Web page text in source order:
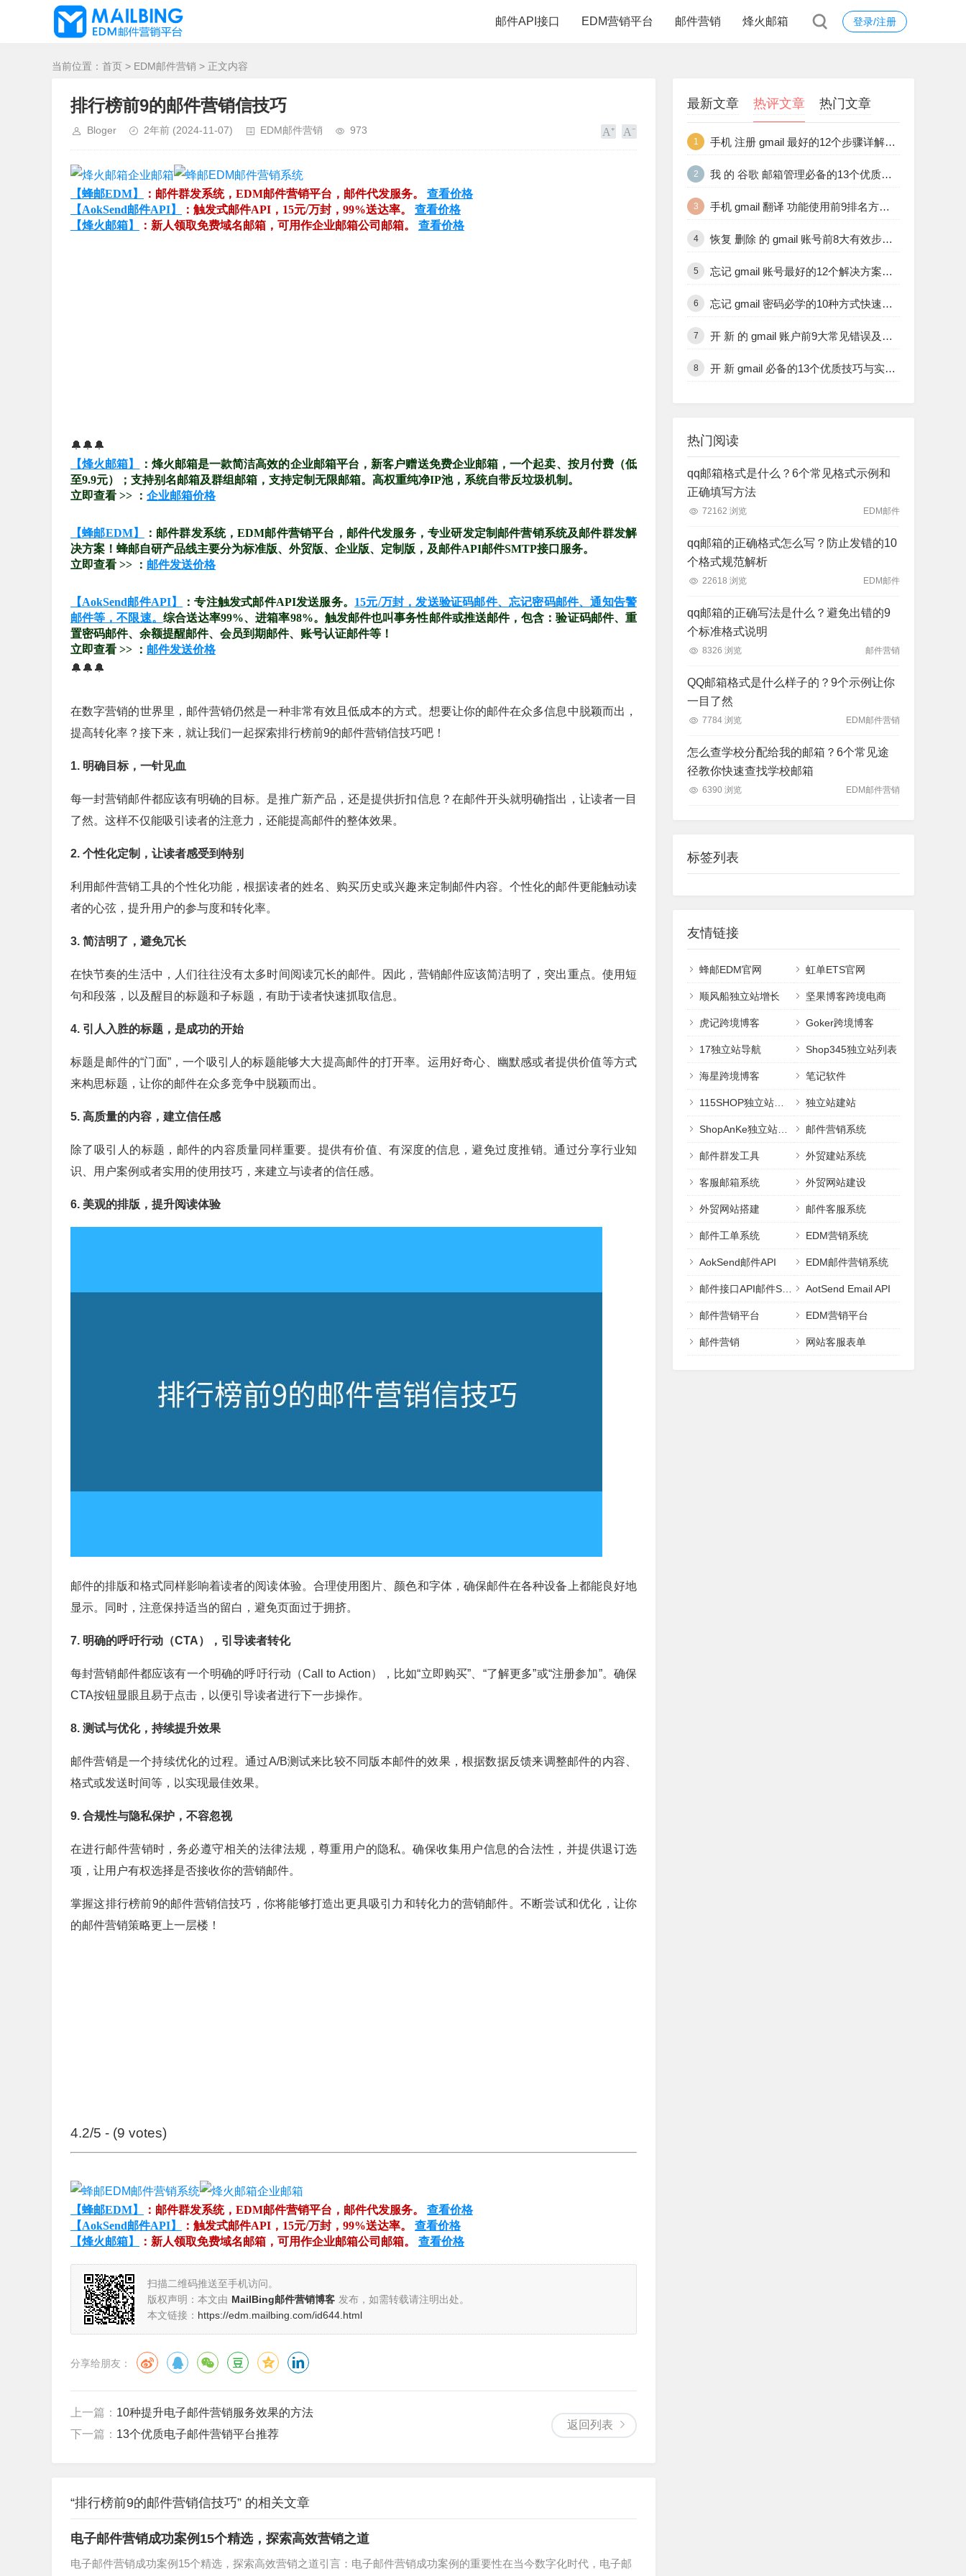
登录/注册
邮件API接口 EDM营销平台 邮件营销 烽火邮箱
当前位置： 首页 > EDM邮件营销 > 正文内容
排行榜前9的邮件营销信技巧
Bloger 2年前 (2024-11-07) EDM邮件营销 973
【蜂邮EDM】 ：邮件群发系统，EDM邮件营销平台，邮件代发服务。 查看价格
【AokSend邮件API】
：触发式邮件API，15元/万封，99%送达率。 查看价格
【烽火邮箱】
：新人领取免费域名邮箱，可用作企业邮箱公司邮箱。 查看价格
🔔🔔🔔
【烽火邮箱】
：烽火邮箱是一款简洁高效的企业邮箱平台，新客户赠送免费企业邮箱，一个起卖、按月付费（低
至9.9元）；支持别名邮箱及群组邮箱，支持定制无限邮箱。高权重纯净IP池，系统自带反垃圾机制。
立即查看 >> ： 企业邮箱价格
【蜂邮EDM】
：邮件群发系统，EDM邮件营销平台，邮件代发服务，专业研发定制邮件营销系统及邮件群发解
决方案！蜂邮自研产品线主要分为标准版、外贸版、企业版、定制版，及邮件API邮件SMTP接口服务。
立即查看 >> ： 邮件发送价格
【AokSend邮件API】 ：专注触发式邮件API发送服务。 15元/万封，发送验证码邮件、忘记密码邮件、通知告警
邮件等，不限速。 综合送达率99%、进箱率98%。触发邮件也叫事务性邮件或推送邮件，包含：验证码邮件、重
置密码邮件、余额提醒邮件、会员到期邮件、账号认证邮件等！
立即查看 >> ： 邮件发送价格
🔔🔔🔔
在数字营销的世界里，邮件营销仍然是一种非常有效且低成本的方式。想要让你的邮件在众多信息中脱颖而出，
提高转化率？接下来，就让我们一起探索排行榜前9的邮件营销信技巧吧！
1. 明确目标，一针见血
每一封营销邮件都应该有明确的目标。是推广新产品，还是提供折扣信息？在邮件开头就明确指出，让读者一目
了然。这样不仅能吸引读者的注意力，还能提高邮件的整体效果。
2. 个性化定制，让读者感受到特别
利用邮件营销工具的个性化功能，根据读者的姓名、购买历史或兴趣来定制邮件内容。个性化的邮件更能触动读
者的心弦，提升用户的参与度和转化率。
3. 简洁明了，避免冗长
在快节奏的生活中，人们往往没有太多时间阅读冗长的邮件。因此，营销邮件应该简洁明了，突出重点。使用短
句和段落，以及醒目的标题和子标题，有助于读者快速抓取信息。
4. 引人入胜的标题，是成功的开始
标题是邮件的“门面”，一个吸引人的标题能够大大提高邮件的打开率。运用好奇心、幽默感或者提供价值等方式
来构思标题，让你的邮件在众多竞争中脱颖而出。
5. 高质量的内容，建立信任感
除了吸引人的标题，邮件的内容质量同样重要。提供有价值、有深度的信息，避免过度推销。通过分享行业知
识、用户案例或者实用的使用技巧，来建立与读者的信任感。
6. 美观的排版，提升阅读体验
邮件的排版和格式同样影响着读者的阅读体验。合理使用图片、颜色和字体，确保邮件在各种设备上都能良好地
显示。同时，注意保持适当的留白，避免页面过于拥挤。
7. 明确的呼吁行动（CTA），引导读者转化
每封营销邮件都应该有一个明确的呼吁行动（Call to Action），比如“立即购买”、“了解更多”或“注册参加”。确保
CTA按钮显眼且易于点击，以便引导读者进行下一步操作。
8. 测试与优化，持续提升效果
邮件营销是一个持续优化的过程。通过A/B测试来比较不同版本邮件的效果，根据数据反馈来调整邮件的内容、
格式或发送时间等，以实现最佳效果。
9. 合规性与隐私保护，不容忽视
在进行邮件营销时，务必遵守相关的法律法规，尊重用户的隐私。确保收集用户信息的合法性，并提供退订选
项，让用户有权选择是否接收你的营销邮件。
掌握这排行榜前9的邮件营销信技巧，你将能够打造出更具吸引力和转化力的营销邮件。不断尝试和优化，让你
的邮件营销策略更上一层楼！
4.2/5 - (9 votes)
【蜂邮EDM】 ：邮件群发系统，EDM邮件营销平台，邮件代发服务。 查看价格
【AokSend邮件API】
：触发式邮件API，15元/万封，99%送达率。 查看价格
【烽火邮箱】
：新人领取免费域名邮箱，可用作企业邮箱公司邮箱。 查看价格
扫描二维码推送至手机访问。
版权声明：本文由 MailBing邮件营销博客 发布，如需转载请注明出处。
本文链接： https://edm.mailbing.com/id644.html
分享给朋友：
返回列表
上一篇： 10种提升电子邮件营销服务效果的方法
下一篇： 13个优质电子邮件营销平台推荐
“排行榜前9的邮件营销信技巧” 的相关文章
电子邮件营销成功案例15个精选，探索高效营销之道
电子邮件营销成功案例15个精选，探索高效营销之道引言：电子邮件营销成功案例的重要性在当今数字化时代，电子邮
最新文章 热评文章 热门文章
1 手机 注册 gmail 最好的12个步骤详解与常见问题解决
2 我 的 谷歌 邮箱管理必备的13个优质技巧与工具推荐
3 手机 gmail 翻译 功能使用前9排名方法与设置详细教程
4 恢复 删除 的 gmail 账号前8大有效步骤与注意事项指南
5 忘记 gmail 账号最好的12个解决方案与预防措施全解析
6 忘记 gmail 密码必学的10种方式快速恢复账户访问权限
7 开 新 的 gmail 账户前9大常见错误及避免方法完整攻略
8 开 新 gmail 必备的13个优质技巧与实用功能详细解析
热门阅读
qq邮箱格式是什么？6个常见格式示例和
正确填写方法
72162 浏览 EDM邮件
qq邮箱的正确格式怎么写？防止发错的10
个格式规范解析
22618 浏览 EDM邮件
qq邮箱的正确写法是什么？避免出错的9
个标准格式说明
8326 浏览 邮件营销
QQ邮箱格式是什么样子的？9个示例让你
一目了然
7784 浏览 EDM邮件营销
怎么查学校分配给我的邮箱？6个常见途
径教你快速查找学校邮箱
6390 浏览 EDM邮件营销
标签列表
友情链接
蜂邮EDM官网 虹单ETS官网
顺风船独立站增长 坚果博客跨境电商
虎记跨境博客 Goker跨境博客
17独立站导航 Shop345独立站列表
海星跨境博客 笔记软件
115SHOP独立站建站 独立站建站
ShopAnKe独立站建站 邮件营销系统
邮件群发工具 外贸建站系统
客服邮箱系统 外贸网站建设
外贸网站搭建 邮件客服系统
邮件工单系统 EDM营销系统
AokSend邮件API EDM邮件营销系统
邮件接口API邮件SMTP AotSend Email API
邮件营销平台 EDM营销平台
邮件营销 网站客服表单